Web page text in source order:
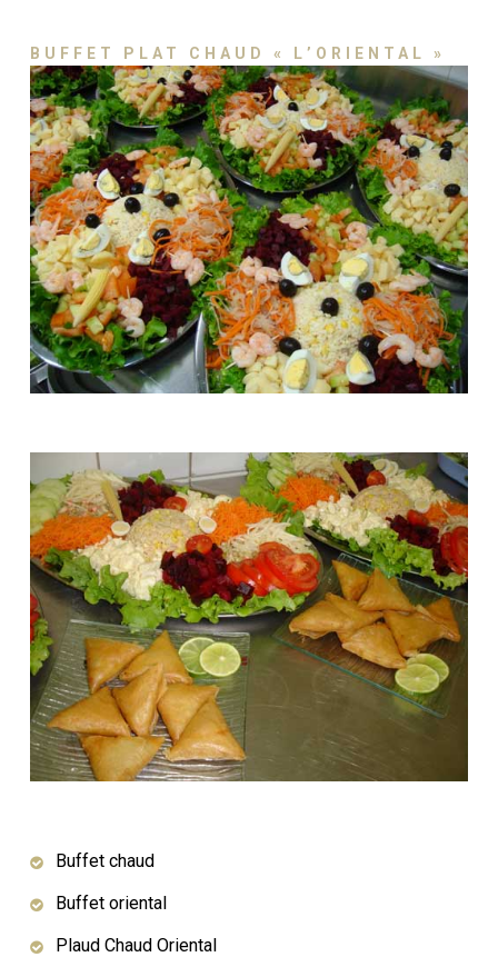
BUFFET PLAT CHAUD « L’ORIENTAL »
Buffet chaud
Buffet oriental
Plaud Chaud Oriental